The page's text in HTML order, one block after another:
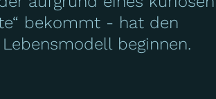
bekommt - hat den
beginnen.